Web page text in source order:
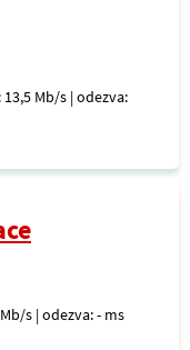
Mb/s | odezva:
s | odezva: - ms